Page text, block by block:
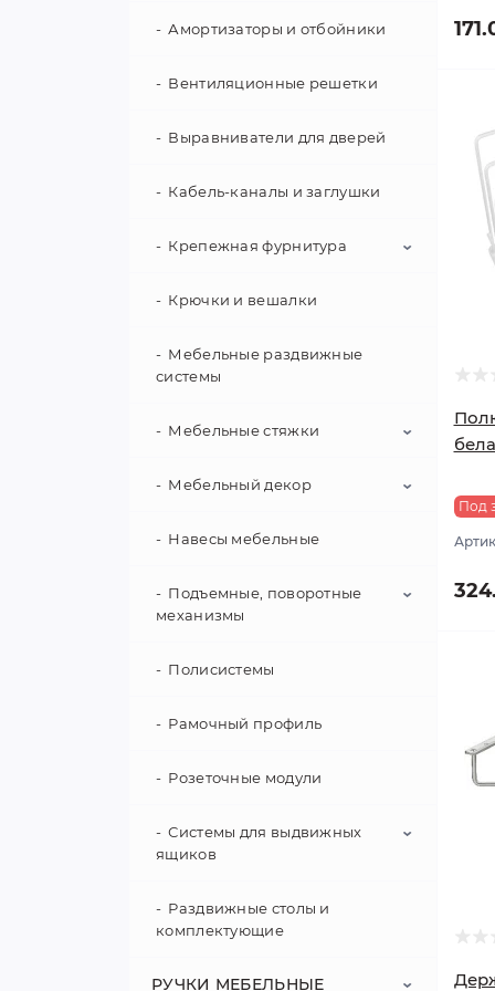
Ролики
Комплектующие для
Скрытый монтаж
Магнитные фиксаторы
Мебельные замки
Мебельные защелки,
Амортизаторы и отбойники
Вентиляционные решетки
Выравниватели для дверей
Кабель-каналы и заглушки
Крепежная фурнитура
Винты VARIANTA
Гвозди
панелей
Кроватные стяжки
Шканты
Шурупы
Крючки и вешалки
Мебельные раздвижные
системы
Мебельные стяжки
Корпусные стяжки
Скрытые стяжки
Мебельный декор
Ключи и ключевины
Накладки декоративные
Навесы мебельные
Подъемные, поворотные
механизмы
Поворотная фурнитура
Фурнитура для аппаратуры
Фурнитура для кроватей
Полисистемы
Рамочный профиль
Розеточные модули
Системы для выдвижных
ящиков
Matrix S Slim
Раздвижные столы и
комплектующие
РУЧКИ МЕБЕЛЬНЫЕ
Под